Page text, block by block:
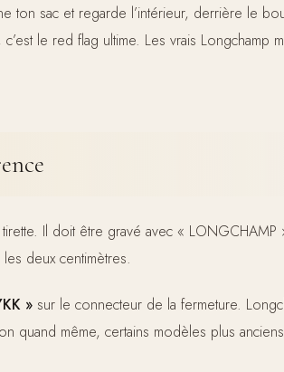
ton sac et regarde l’intérieur, derrière le
le red flag ultime. Les vrais Longchamp
Il doit être gravé avec « LONGCHAMP
deux centimètres.
» sur le connecteur de la fermeture.
quand même, certains modèles plus